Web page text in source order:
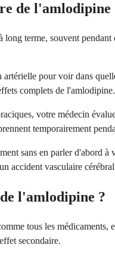
de l'amlodipine
terme, souvent
pour voir dans
complets de l'amlodipine.
votre médecin
temporairement
sans en parler d'abord
accident vasculaire
l'amlodipine ?
tous les médicaments,
secondaire.